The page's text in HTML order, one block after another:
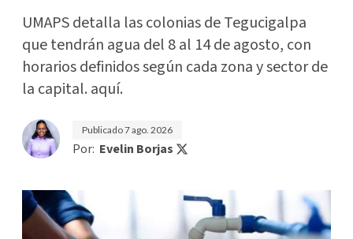
UMAPS detalla las colonias de Tegucigalpa
que tendrán agua del 8 al 14 de agosto, con
horarios definidos según cada zona y sector de
la capital. aquí.
Publicado7 ago. 2026
Por: Evelin Borjas